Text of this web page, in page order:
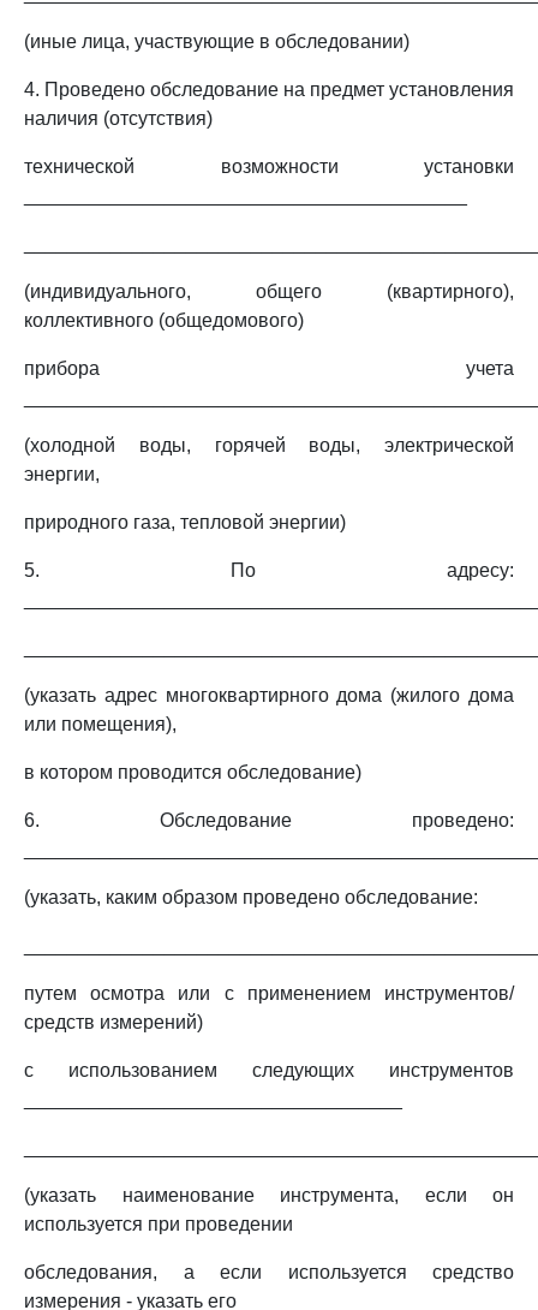
(иные лица, участвующие в обследовании)
4. Проведено обследование на предмет установления
наличия (отсутствия)
технической возможности установки
(индивидуального, общего (квартирного),
коллективного (общедомового)
прибора учета
(холодной воды, горячей воды, электрической
энергии,
природного газа, тепловой энергии)
5. По адресу:
(указать адрес многоквартирного дома (жилого дома
или помещения),
в котором проводится обследование)
6. Обследование проведено:
(указать, каким образом проведено обследование:
путем осмотра или с применением инструментов/
средств измерений)
с использованием следующих инструментов
(указать наименование инструмента, если он
используется при проведении
обследования, а если используется средство
измерения - указать его